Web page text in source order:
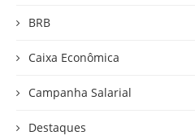
BRB
Caixa Econômica
Campanha Salarial
Destaques